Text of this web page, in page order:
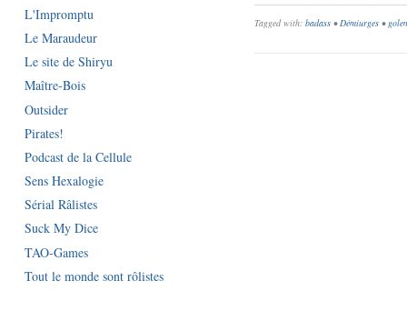
Tagged with: badass •Démiurges •
L'Impromptu
Le Maraudeur
Le site de Shiryu
Maître-Bois
Outsider
Pirates!
Podcast de la Cellule
Sens Hexalogie
Sérial Râlistes
Suck My Dice
TAO-Games
Tout le monde sont rôlistes